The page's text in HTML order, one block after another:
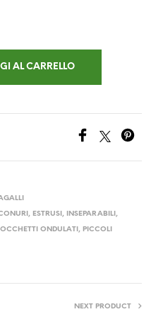
AL CARRELLO
, ESTRUSI, INSEPARABILI,
ONDULATI, PICCOLI
NEXT PRODUCT